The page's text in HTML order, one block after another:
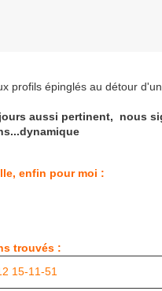
profils épinglés au détour
aussi pertinent, nous
enfin pour moi :
trouvés :